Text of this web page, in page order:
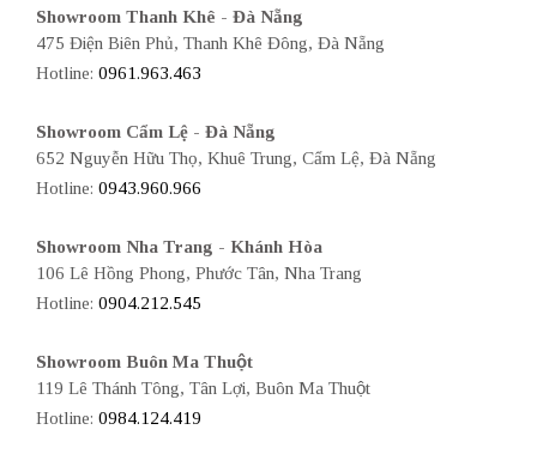
Showroom Thanh Khê - Đà Nẵng
475 Điện Biên Phủ, Thanh Khê Đông, Đà Nẵng
Hotline: 0961.963.463
Showroom Cẩm Lệ - Đà Nẵng
652 Nguyễn Hữu Thọ, Khuê Trung, Cẩm Lệ, Đà Nẵng
Hotline: 0943.960.966
Showroom Nha Trang - Khánh Hòa
106 Lê Hồng Phong, Phước Tân, Nha Trang
Hotline: 0904.212.545
Showroom Buôn Ma Thuột
119 Lê Thánh Tông, Tân Lợi, Buôn Ma Thuột
Hotline: 0984.124.419